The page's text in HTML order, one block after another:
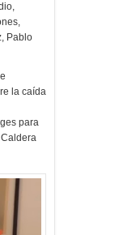
,
,
, Pablo
la caída
para